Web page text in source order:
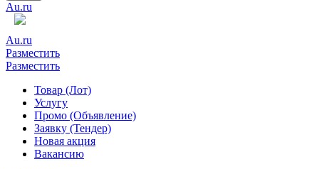
Au.ru
Au.ru
Разместить
Разместить
Товар (Лот)
Услугу
Промо (Объявление)
Заявку (Тендер)
Новая акция
Вакансию